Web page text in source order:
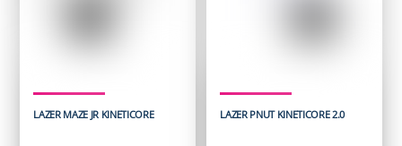
LAZER MAZE JR KINETICORE LAZER PNUT KINETICORE 2.0